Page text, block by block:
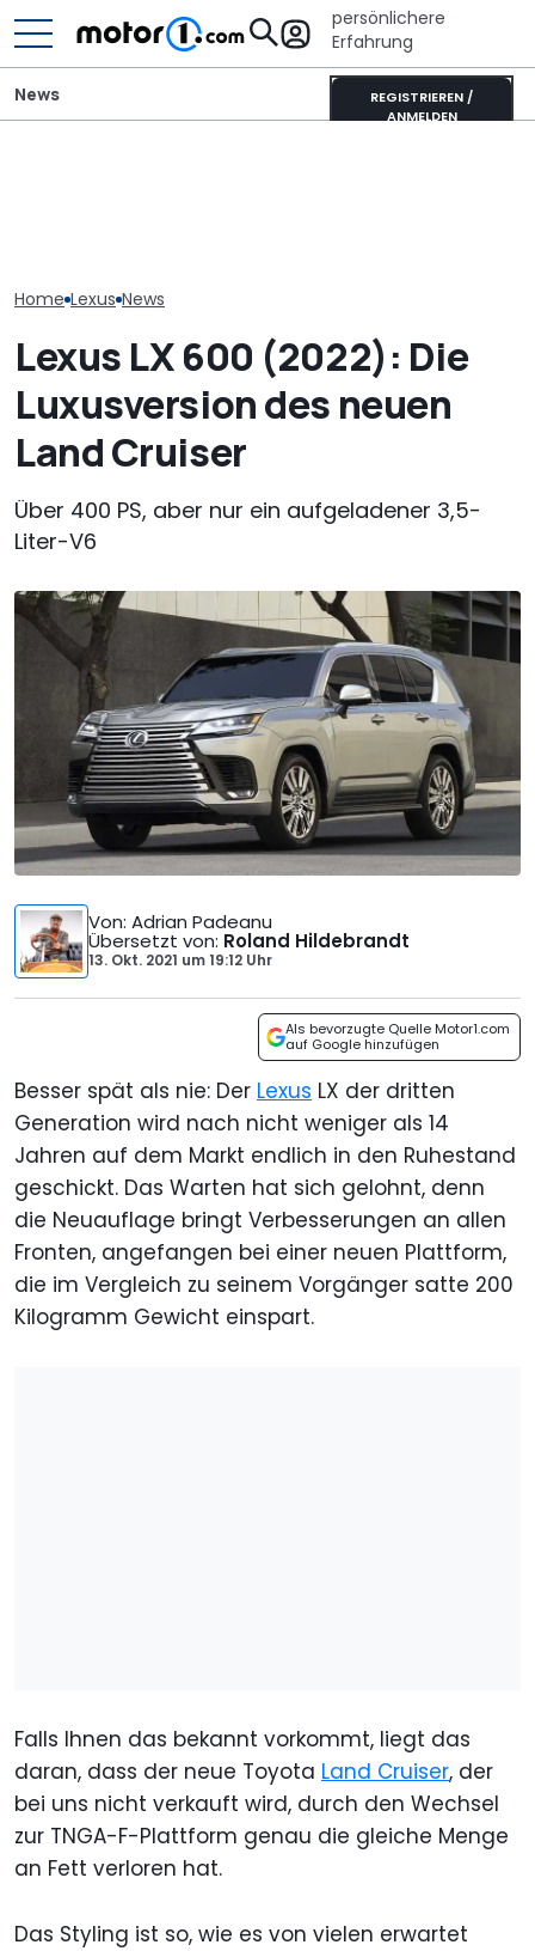
persönlichere
Erfahrung
REGISTRIEREN /
ANMELDEN
News
Home Lexus News
Lexus LX 600 (2022): Die
Luxusversion des neuen
Land Cruiser
Über 400 PS, aber nur ein aufgeladener 3,5-
Liter-V6
Von: Adrian Padeanu
Übersetzt von: Roland Hildebrandt
13. Okt. 2021 um19:12 Uhr
Als bevorzugte Quelle Motor1.com
auf Google hinzufügen
Besser spät als nie: Der Lexus LX der dritten
Generation wird nach nicht weniger als 14
Jahren auf dem Markt endlich in den Ruhestand
geschickt. Das Warten hat sich gelohnt, denn
die Neuauflage bringt Verbesserungen an allen
Fronten, angefangen bei einer neuen Plattform,
die im Vergleich zu seinem Vorgänger satte 200
Kilogramm Gewicht einspart.
Falls Ihnen das bekannt vorkommt, liegt das
daran, dass der neue Toyota Land Cruiser, der
bei uns nicht verkauft wird, durch den Wechsel
zur TNGA-F-Plattform genau die gleiche Menge
an Fett verloren hat.
Das Styling ist so, wie es von vielen erwartet